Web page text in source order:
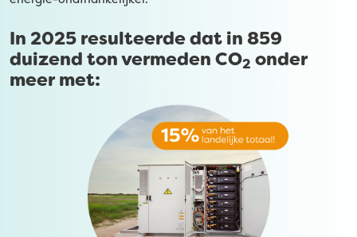
In 2025 resulteerde dat in 859
duizend ton vermeden CO2 onder
meer met: